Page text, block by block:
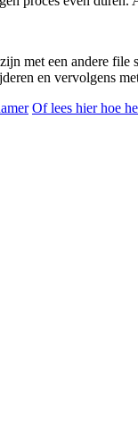
met een andere file
en vervolgens
Of lees hier hoe